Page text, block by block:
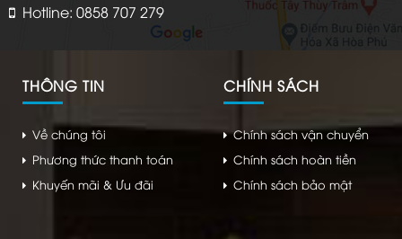
Hotline: 0858 707 279
THÔNG TIN
Về chúng tôi
Phương thức thanh toán
Khuyến mãi & Ưu đãi
CHÍNH SÁCH
Chính sách vận chuyển
Chính sách hoàn tiền
Chính sách bảo mật